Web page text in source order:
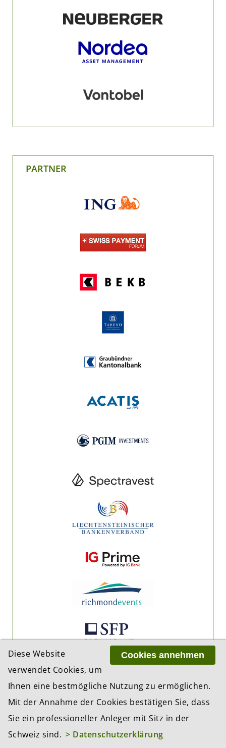
PARTNER
Cookies annehmen
Diese Website
verwendet Cookies, um
Ihnen eine bestmögliche Nutzung zu ermöglichen.
Mit der Annahme der Cookies bestätigen Sie, dass
Sie ein professioneller Anleger mit Sitz in der
Schweiz sind. > Datenschutzerklärung